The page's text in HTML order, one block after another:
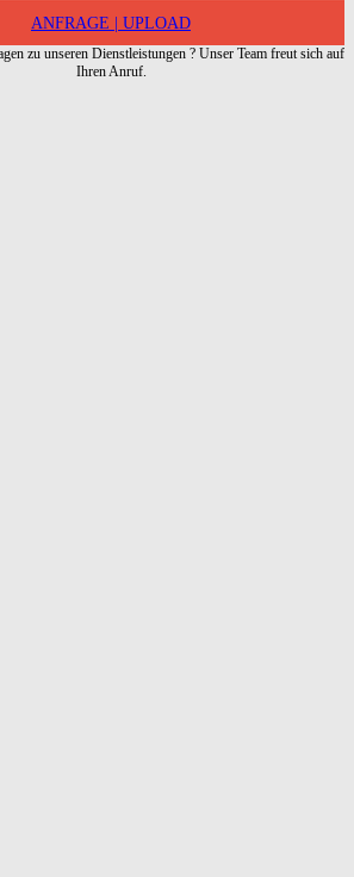
ANFRAGE | UPLOAD
zu unseren Dienstleistungen ? Unser Team freut sich auf
Ihren Anruf.